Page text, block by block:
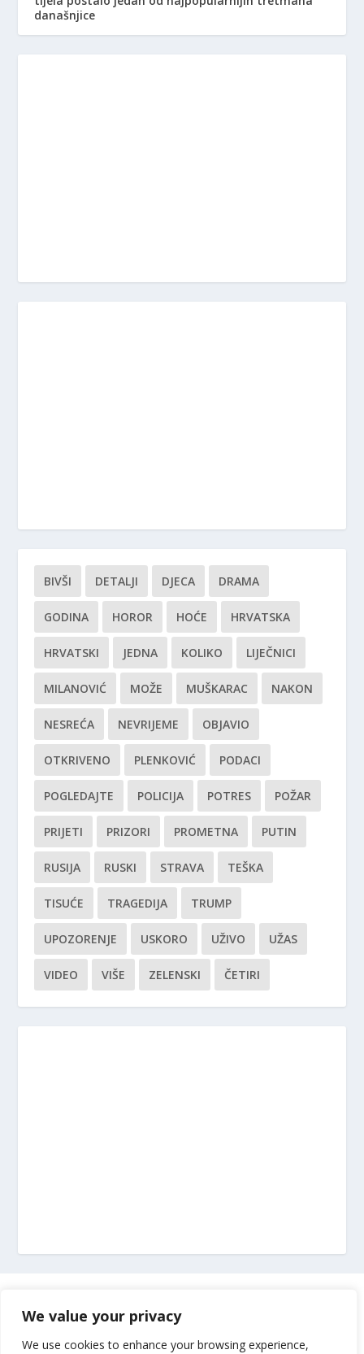
We value your privacy
We use cookies to enhance your browsing experience,
današnjice
BIVŠI DETALJI DJECA DRAMA
GODINA HOROR HOĆE HRVATSKA
HRVATSKI JEDNA KOLIKO LIJEČNICI
MILANOVIĆ MOŽE MUŠKARAC NAKON
NESREĆA NEVRIJEME OBJAVIO
OTKRIVENO PLENKOVIĆ PODACI
POGLEDAJTE POLICIJA POTRES POŽAR
PRIJETI PRIZORI PROMETNA PUTIN
RUSIJA RUSKI STRAVA TEŠKA
TISUĆE TRAGEDIJA TRUMP
UPOZORENJE USKORO UŽIVO UŽAS
VIDEO VIŠE ZELENSKI ČETIRI
Impressum